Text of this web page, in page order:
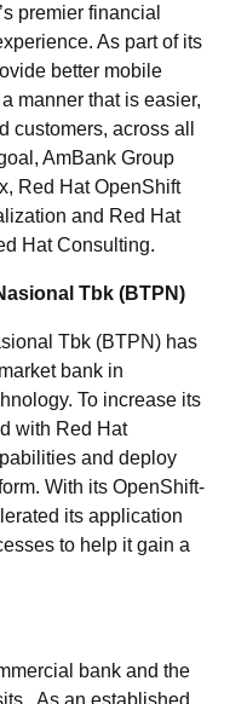
premier financial
As part of its
better mobile
manner that is easier,
customers, across all
AmBank Group
Red Hat OpenShift
and Red Hat
Hat Consulting.
Tbk (BTPN)
Tbk (BTPN) has
bank in
To increase its
with Red Hat
and deploy
With its OpenShift-
its application
to help it gain a
bank and the
As an established